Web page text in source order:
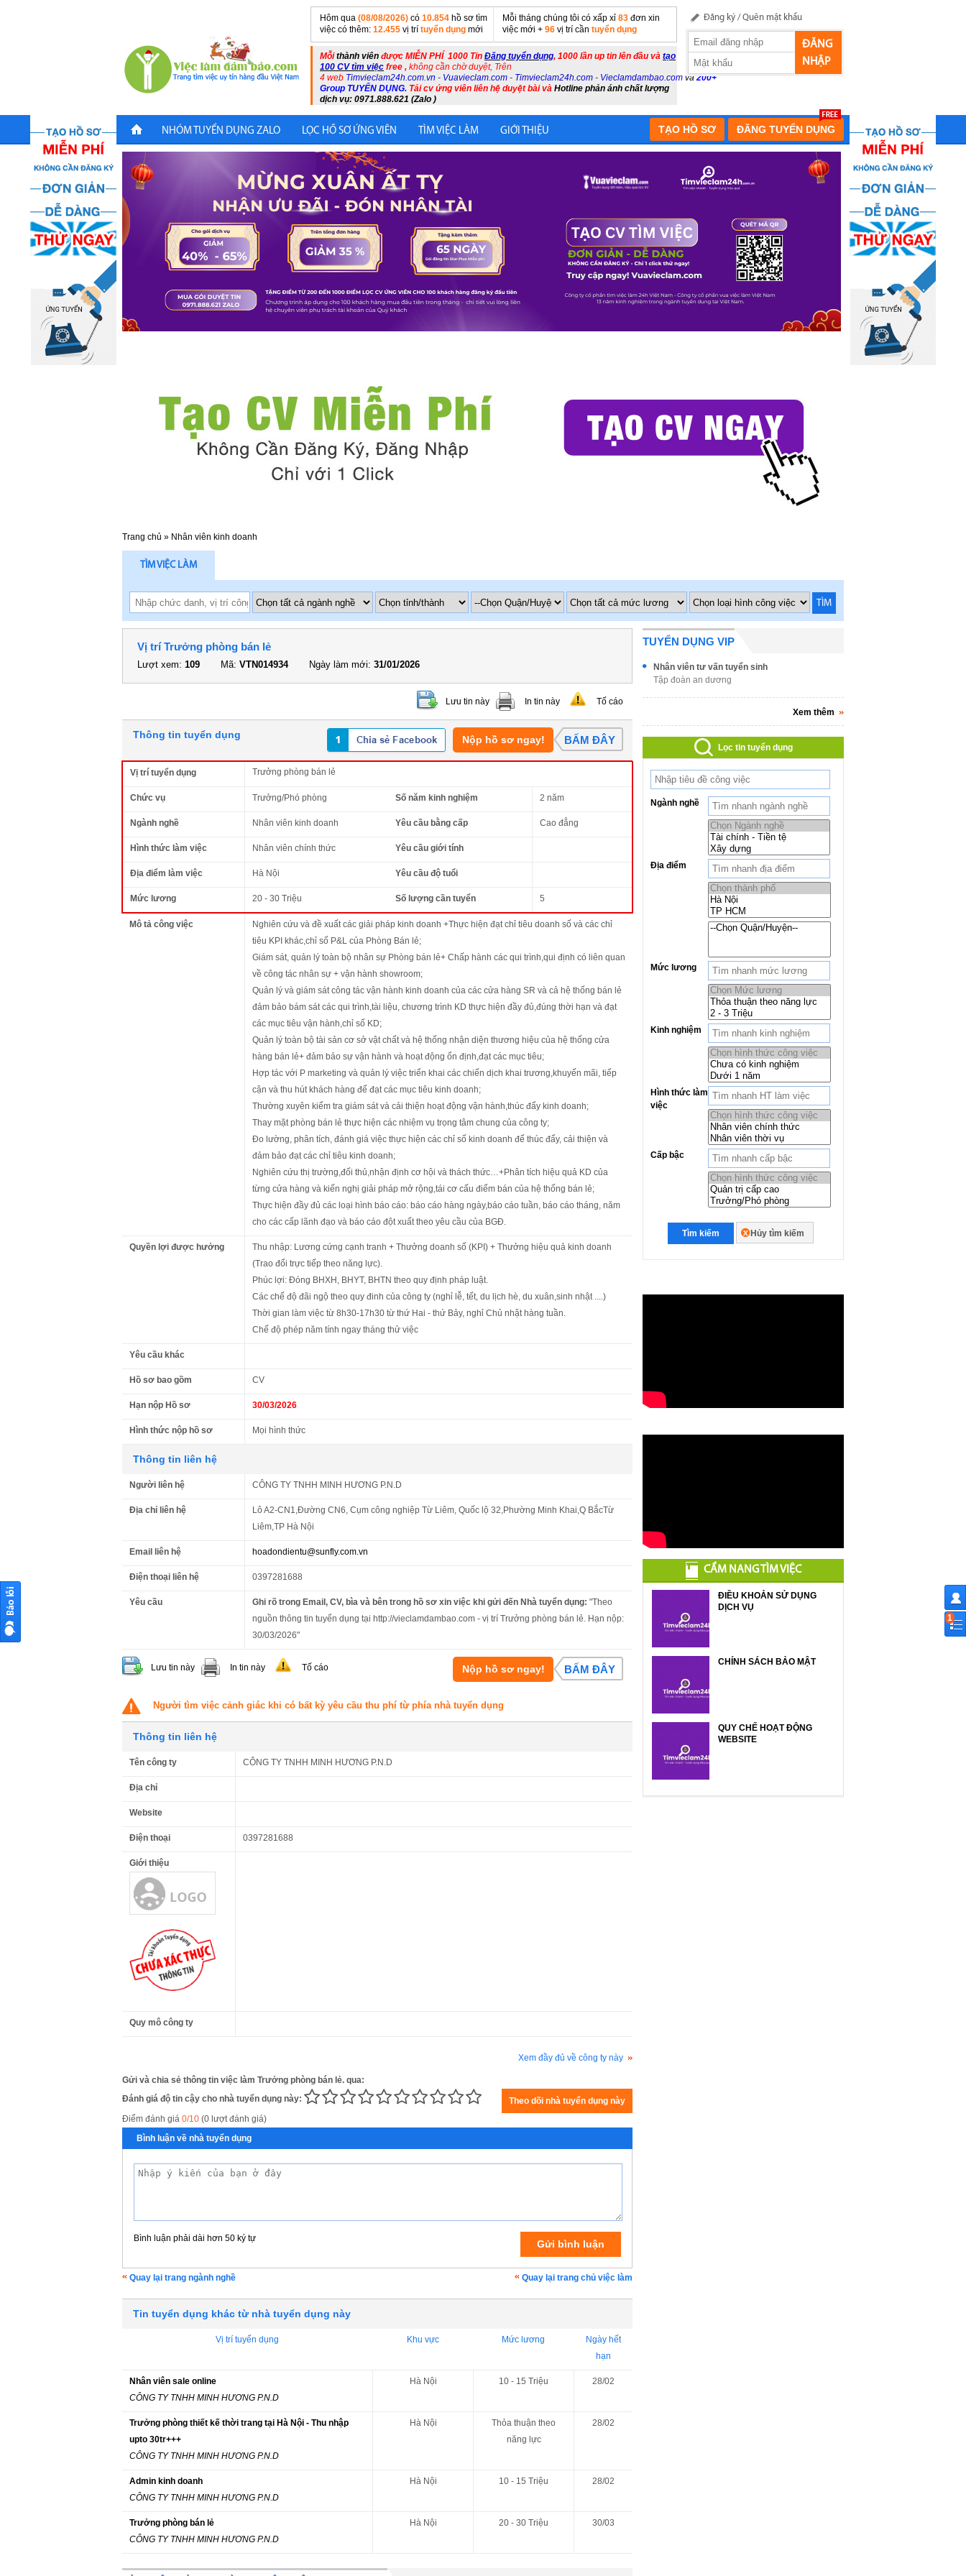
Hôm qua (08/08/2026) có 10.854 hồ sơ tìm
việc có thêm: 12.455 vị trí tuyển dụng mới
Mỗi tháng chúng tôi có xấp xỉ 83 đơn xin
việc mới + 96 vị trí cần tuyển dụng
Mỗithành viên được MIỄN PHÍ 1000 Tin Đăng tuyển dụng, 1000 lần up tin lên đầu và tạo
100 CV tìm việc free , không cần chờ duyệt, Trên
4 web Timvieclam24h.com.vn - Vuavieclam.com - Timvieclam24h.com - Vieclamdambao.com và 200+
Group TUYỂN DỤNG. Tải cv ứng viên liên hệ duyệt bài và Hotline phản ánh chất lượng
dịch vụ: 0971.888.621 (Zalo )
Đăng ký /Quên mật khẩu
ĐĂNG
NHẬP
NHÓM TUYỂN DỤNG ZALO LỌC HỒ SƠ ỨNG VIÊN TÌM VIỆC LÀM GIỚI THIỆU ĐĂNG TUYỂN DỤNG
TẠO HỒ SƠ
Trang chủ » Nhân viên kinh doanh
TÌM VIỆC LÀM
TÌM
Vị trí Trưởng phòng bán lẻ
Lượt xem: 109 Mã: VTN014934 Ngày làm mới: 31/01/2026
Lưu tin này In tin này Tố cáo
Thông tin tuyển dụng Nộp hồ sơ ngay! BẤM ĐÂY
Vị trí tuyển dụng Trưởng phòng bán lẻ
Chức vụ Trưởng/Phó phòng Số năm kinh nghiệm 2 năm
Ngành nghề Nhân viên kinh doanh Yêu cầu bằng cấp Cao đẳng
Hình thức làm việc Nhân viên chính thức Yêu cầu giới tính
Địa điểm làm việc Hà Nội Yêu cầu độ tuổi
Mức lương 20 - 30 Triệu Số lượng cần tuyển 5
Mô tả công việc
Nghiên cứu và đề xuất các giải pháp kinh doanh +Thực hiện đạt chỉ tiêu doanh số và các chỉ
tiêu KPI khác,chỉ số P&L của Phòng Bán lẻ;
Giám sát, quản lý toàn bộ nhân sự Phòng bán lẻ+ Chấp hành các qui trình,qui định có liên quan
về công tác nhân sự + vận hành showroom;
Quản lý và giám sát công tác vận hành kinh doanh của các cửa hàng SR và cả hệ thống bán lẻ
đảm bảo bám sát các qui trình,tài liệu, chương trình KD thực hiện đầy đủ,đúng thời hạn và đạt
các mục tiêu vận hành,chỉ số KD;
Quản lý toàn bộ tài sản cơ sở vật chất và hệ thống nhận diện thương hiệu của hệ thống cửa
hàng bán lẻ+ đảm bảo sự vận hành và hoạt động ổn định,đạt các mục tiêu;
Hợp tác với P marketing và quản lý việc triển khai các chiến dịch khai trương,khuyến mãi, tiếp
cận và thu hút khách hàng để đạt các mục tiêu kinh doanh;
Thường xuyên kiểm tra giám sát và cải thiện hoạt động vận hành,thúc đẩy kinh doanh;
Thay mặt phòng bán lẻ thực hiện các nhiệm vụ trọng tâm chung của công ty;
Đo lường, phân tích, đánh giá việc thực hiện các chỉ số kinh doanh để thúc đẩy, cải thiện và
đảm bảo đạt các chỉ tiêu kinh doanh;
Nghiên cứu thị trường,đối thủ,nhận định cơ hội và thách thức…+Phân tích hiệu quả KD của
từng cửa hàng và kiến nghị giải pháp mở rộng,tái cơ cấu điểm bán của hệ thống bán lẻ;
Thực hiện đầy đủ các loại hình báo cáo: báo cáo hàng ngày,báo cáo tuần, báo cáo tháng, năm
cho các cấp lãnh đạo và báo cáo đột xuất theo yêu cầu của BGĐ.
Quyền lợi được hưởng
Thu nhập: Lương cứng cạnh tranh + Thưởng doanh số (KPI) + Thưởng hiệu quả kinh doanh
(Trao đổi trực tiếp theo năng lực).
Phúc lợi: Đóng BHXH, BHYT, BHTN theo quy định pháp luật.
Các chế độ đãi ngộ theo quy đinh của công ty (nghỉ lễ, tết, du lịch hè, du xuân,sinh nhật ....)
Thời gian làm việc từ 8h30-17h30 từ thứ Hai - thứ Bảy, nghỉ Chủ nhật hàng tuần.
Chế độ phép năm tính ngay tháng thử việc
Yêu cầu khác
Hồ sơ bao gồm CV
Hạn nộp Hồ sơ 30/03/2026
Hình thức nộp hồ sơ Mọi hình thức
Thông tin liên hệ
Người liên hệ CÔNG TY TNHH MINH HƯƠNG P.N.D
Địa chỉ liên hệ
Lô A2-CN1,Đường CN6, Cụm công nghiệp Từ Liêm, Quốc lộ 32,Phường Minh Khai,Q BắcTừ
Liêm,TP Hà Nội
Email liên hệ hoadondientu@sunfly.com.vn
Điện thoại liên hệ 0397281688
Yêu cầu Ghi rõ trong Email, CV, bìa và bên trong hồ sơ xin việc khi gửi đến Nhà tuyển dụng: "Theo
nguồn thông tin tuyển dụng tại http://vieclamdambao.com - vị trí Trưởng phòng bán lẻ. Hạn nộp:
30/03/2026"
Lưu tin này In tin này Tố cáo Nộp hồ sơ ngay! BẤM ĐÂY
Người tìm việc cảnh giác khi có bất kỳ yêu cầu thu phí từ phía nhà tuyển dụng
Thông tin liên hệ
Tên công ty CÔNG TY TNHH MINH HƯƠNG P.N.D
Địa chỉ
Website
Điện thoại 0397281688
Giới thiệu
Quy mô công ty
Xem đầy đủ về công ty này
Gửi và chia sẻ thông tin việc làm Trưởng phòng bán lẻ. qua:
Đánh giá độ tin cậy cho nhà tuyển dụng này:
Điểm đánh giá 0/10 (0 lượt đánh giá)
Bình luận về nhà tuyển dụng
Bình luận phải dài hơn 50 ký tự
Quay lại trang ngành nghề Quay lại trang chủ việc làm
Tin tuyển dụng khác từ nhà tuyển dụng này
Vị trí tuyển dụng Khu vực Mức lương
Ngày hết
hạn
Nhân viên sale online
CÔNG TY TNHH MINH HƯƠNG P.N.D
Hà Nội 10 - 15 Triệu 28/02
Trưởng phòng thiết kế thời trang tại Hà Nội - Thu nhập
upto 30tr+++
CÔNG TY TNHH MINH HƯƠNG P.N.D
Hà Nội
Thỏa thuận theo
năng lực
28/02
Admin kinh doanh
CÔNG TY TNHH MINH HƯƠNG P.N.D
Hà Nội 10 - 15 Triệu 28/02
Trưởng phòng bán lẻ
CÔNG TY TNHH MINH HƯƠNG P.N.D
Hà Nội 20 - 30 Triệu 30/03
TUYỂN DỤNG VIP
Nhân viên tư vấn tuyển sinh
Tập đoàn an dương
Xem thêm
Lọc tin tuyển dụng
Ngành nghề
Địa điểm
Mức lương
Kinh nghiệm
Hình thức làm
việc
Cấp bậc
Tìm kiếm Hủy tìm kiếm
CẨM NANG TÌM VIỆC
ĐIỀU KHOẢN SỬ DỤNG
DỊCH VỤ
CHÍNH SÁCH BẢO MẬT
QUY CHẾ HOẠT ĐỘNG
WEBSITE
1